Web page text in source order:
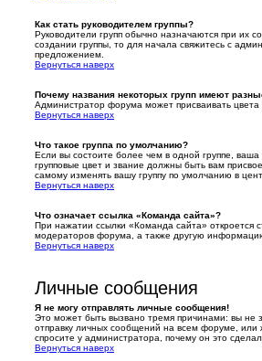
Как стать руководителем группы?
Руководители групп обычно назначаются при их
создании группы, то для начала свяжитесь с
предложением.
Вернуться наверх
Почему названия некоторых групп имеют
Администратор форума может присваивать цвета
Вернуться наверх
Что такое группа по умолчанию?
Если вы состоите более чем в одной группе, ваша
групповые цвет и звание должны быть вам
самому изменять вашу группу по умолчанию в
Вернуться наверх
Что означает ссылка «Команда сайта»?
При нажатии ссылки «Команда сайта» откроется
модераторов форума, а также другую
Вернуться наверх
Личные сообщения
Я не могу отправлять личные сообщения!
Это может быть вызвано тремя причинами: вы не
отправку личных сообщений на всем форуме,
спросите у администратора, почему он это сделал.
Вернуться наверх